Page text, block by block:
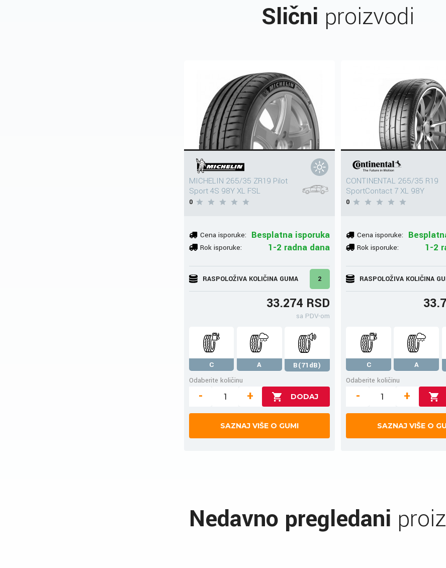
Slični proizvodi
MICHELIN 265/35 ZR19 Pilot
Sport 4S 98Y XL FSL
0
Cena isporuke: Besplatna isporuka
Rok isporuke: 1-2 radna dana
RASPOLOŽIVA KOLIČINA GUMA 2
33.274 RSD
sa PDV-om
C A
B(71dB)
Odaberite količinu
- +
SAZNAJ VIŠE O GUMI
CONTINENTAL 265/35 R19
SportContact 7 XL 98Y
0
Cena isporuke:
Rok isporuke: 1-2
RASPOLOŽIVA KOLIČINA
C A
Odaberite količinu
- +
SAZNAJ VIŠE O
Nedavno pregledani